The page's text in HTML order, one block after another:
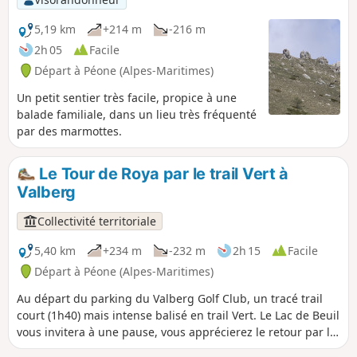
5,19 km
+214 m
-216 m
2h 05
Facile
Départ à Péone (Alpes-Maritimes)
Un petit sentier très facile, propice à une
balade familiale, dans un lieu très fréquenté
par des marmottes.
Le Tour de Roya par le trail Vert à
Valberg
Collectivité territoriale
5,40 km
+234 m -232 m 2h 15
Facile
Départ à Péone (Alpes-Maritimes)
Au départ du parking du Valberg Golf Club, un tracé trail
court (1h40) mais intense balisé en trail Vert. Le Lac de Beuil
vous invitera à une pause, vous apprécierez le retour par le
Sentier Yoga en balcon.